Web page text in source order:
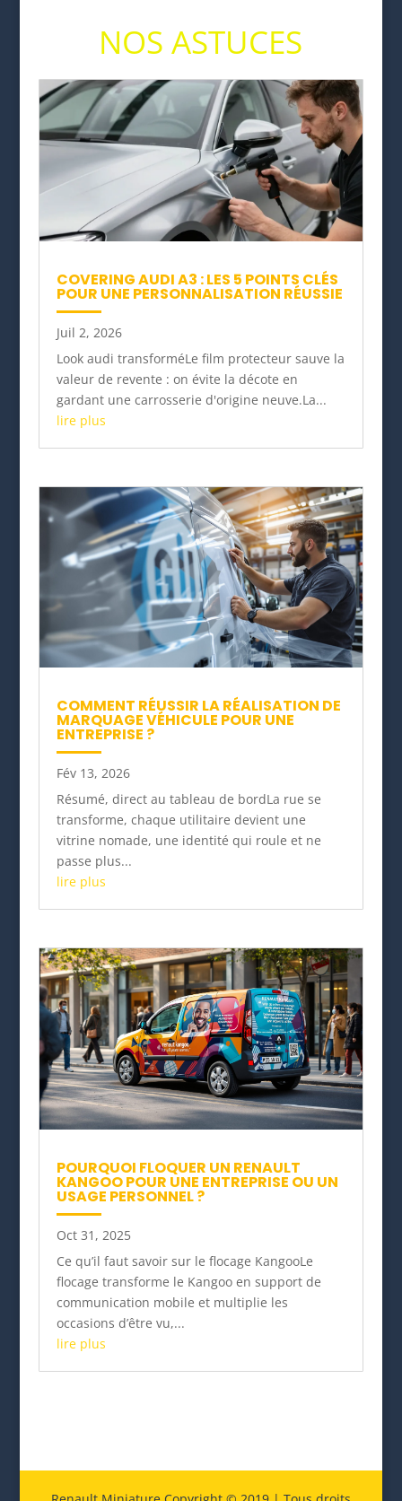
NOS ASTUCES
COVERING AUDI A3 : LES 5 POINTS CLÉS
POUR UNE PERSONNALISATION RÉUSSIE
Juil 2, 2026
Look audi transforméLe film protecteur sauve la
valeur de revente : on évite la décote en
gardant une carrosserie d'origine neuve.La...
lire plus
COMMENT RÉUSSIR LA RÉALISATION DE
MARQUAGE VÉHICULE POUR UNE
ENTREPRISE ?
Fév 13, 2026
Résumé, direct au tableau de bordLa rue se
transforme, chaque utilitaire devient une
vitrine nomade, une identité qui roule et ne
passe plus...
lire plus
POURQUOI FLOQUER UN RENAULT
KANGOO POUR UNE ENTREPRISE OU UN
USAGE PERSONNEL ?
Oct 31, 2025
Ce qu’il faut savoir sur le flocage KangooLe
flocage transforme le Kangoo en support de
communication mobile et multiplie les
occasions d’être vu,...
lire plus